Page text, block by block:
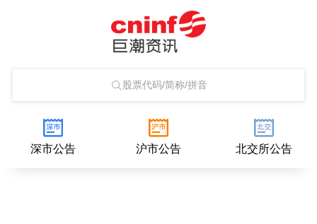
股票代码/简称/拼音
深市公告 沪市公告 北交所公告